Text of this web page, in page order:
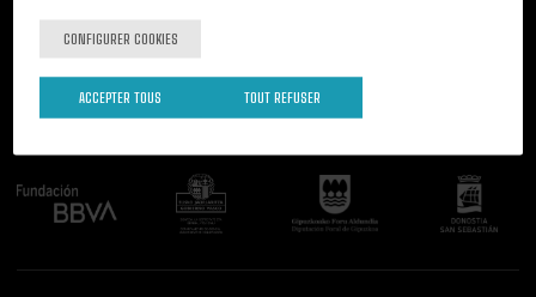
CONFIGURER COOKIES
TOUT REFUSER
ACCEPTER TOUS